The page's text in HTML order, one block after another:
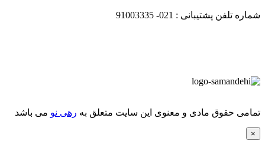
شماره تلفن پشتیبانی : 021-
91003335
تمامی حقوق مادی و معنوی این سایت متعلق به رهی نو می باشد
×